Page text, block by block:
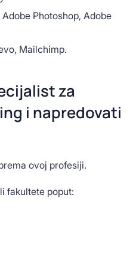
Photoshop, Adobe
Mailchimp.
za
i napredovati
ovoj profesiji.
fakultete poput: